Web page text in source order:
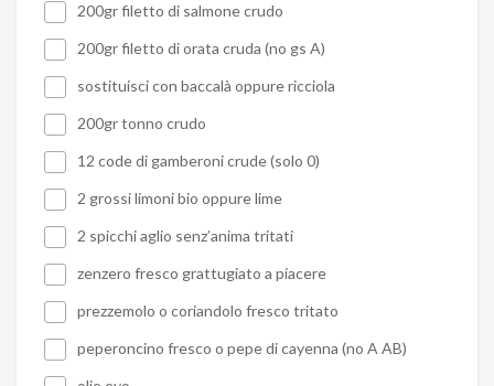
200gr filetto di salmone crudo
200gr filetto di orata cruda (no gs A)
sostituisci con baccalà oppure ricciola
200gr tonno crudo
12 code di gamberoni crude (solo 0)
2 grossi limoni bio oppure lime
2 spicchi aglio senz’anima tritati
zenzero fresco grattugiato a piacere
prezzemolo o coriandolo fresco tritato
peperoncino fresco o pepe di cayenna (no A AB)